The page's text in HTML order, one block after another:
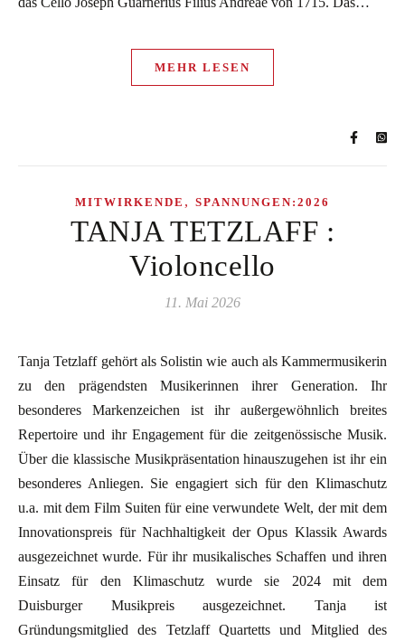
MEHR LESEN
MITWIRKENDE , SPANNUNGEN:2026
TANJA TETZLAFF :
Violoncello
11. Mai 2026
Tanja Tetzlaff gehört als Solistin wie auch als Kammermusikerin
zu den prägendsten Musikerinnen ihrer Generation. Ihr
besonderes Markenzeichen ist ihr außergewöhnlich breites
Repertoire und ihr Engagement für die zeitgenössische Musik.
Über die klassische Musikpräsentation hinauszugehen ist ihr ein
besonderes Anliegen. Sie engagiert sich für den Klimaschutz
u.a. mit dem Film Suiten für eine verwundete Welt, der mit dem
Innovationspreis für Nachhaltigkeit der Opus Klassik Awards
ausgezeichnet wurde. Für ihr musikalisches Schaffen und ihren
Einsatz für den Klimaschutz wurde sie 2024 mit dem
Duisburger Musikpreis ausgezeichnet. Tanja ist
Gründungsmitglied des Tetzlaff Quartetts und Mitglied des